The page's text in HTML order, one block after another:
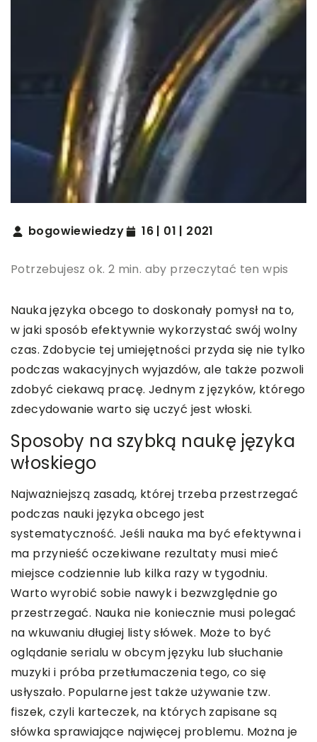
bogowiewiedzy 16 | 01 | 2021
Potrzebujesz ok. 2 min. aby przeczytać ten wpis
Nauka języka obcego to doskonały pomysł na to,
w jaki sposób efektywnie wykorzystać swój wolny
czas. Zdobycie tej umiejętności przyda się nie tylko
podczas wakacyjnych wyjazdów, ale także pozwoli
zdobyć ciekawą pracę. Jednym z języków, którego
zdecydowanie warto się uczyć jest włoski.
Sposoby na szybką naukę języka
włoskiego
Najważniejszą zasadą, której trzeba przestrzegać
podczas nauki języka obcego jest
systematyczność. Jeśli nauka ma być efektywna i
ma przynieść oczekiwane rezultaty musi mieć
miejsce codziennie lub kilka razy w tygodniu.
Warto wyrobić sobie nawyk i bezwzględnie go
przestrzegać. Nauka nie koniecznie musi polegać
na wkuwaniu długiej listy słówek. Może to być
oglądanie serialu w obcym języku lub słuchanie
muzyki i próba przetłumaczenia tego, co się
usłyszało. Popularne jest także używanie tzw.
fiszek, czyli karteczek, na których zapisane są
słówka sprawiające najwięcej problemu. Można je